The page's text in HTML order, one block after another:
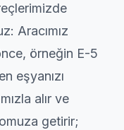
Aracımız
örneğin E-5
eşyanızı
alır ve
getirir;